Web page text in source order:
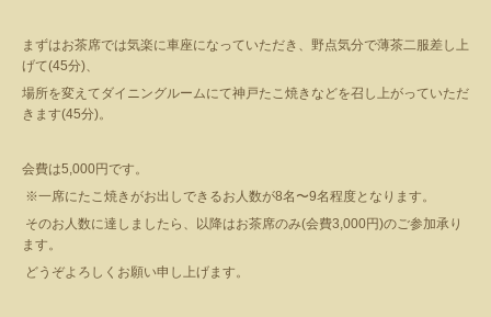
まずはお茶席では気楽に車座になっていただき、野点気分で薄茶二服差し上
げて(45分)、
場所を変えてダイニングルームにて神戸たこ焼きなどを召し上がっていただ
きます(45分)。
会費は5,000円です。
※一席にたこ焼きがお出しできるお人数が8名〜9名程度となります。
そのお人数に達しましたら、以降はお茶席のみ(会費3,000円)のご参加承り
ます。
どうぞよろしくお願い申し上げます。